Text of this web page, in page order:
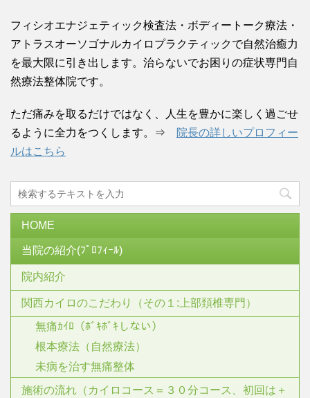
フィシオエナジェティック検査法・ボディートーク療法・
アトラスオーソゴナルカイロプラクティックで自然治癒力
を最大限に引き出します。治らないでお困りの症状専門自
然療法整体院です。
ただ痛みを取るだけではなく、人生を豊かに楽しく過ごせ
るように全力をつくします。⇒
院長の詳しいプロフィー
ルはこちら
HOME
当院の紹介(ﾌﾟﾛﾌｨｰﾙ)
院内紹介
関西カイロのこだわり（その１:上部頚椎専門）
無痛ｶｲﾛ（ﾎﾞｷﾎﾞｷしない）
根本療法（自然療法）
未病を治す無痛整体
施術の流れ（カイロコース＝３０分コース、初回は＋